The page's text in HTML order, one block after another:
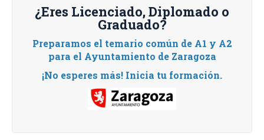
¿Eres Licenciado, Diplomado o
Graduado?
Preparamos el temario común de A1 y A2
para el Ayuntamiento de Zaragoza
¡No esperes más! Inicia tu formación.